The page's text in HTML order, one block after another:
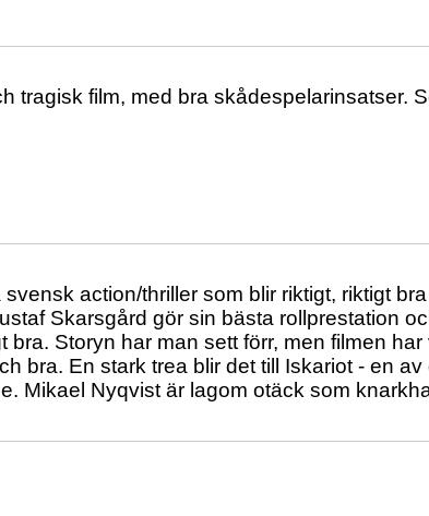
tragisk film, med bra skådespelarinsatser.
action/thriller som blir riktigt, riktigt
Skarsgård gör sin bästa rollprestation
bra. Storyn har man sett förr, men filmen
bra. En stark trea blir det till Iskariot - en
Mikael Nyqvist är lagom otäck som